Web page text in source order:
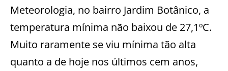
Meteorologia, no bairro Jardim Botânico, a
temperatura mínima não baixou de 27,1ºC.
Muito raramente se viu mínima tão alta
quanto a de hoje nos últimos cem anos,